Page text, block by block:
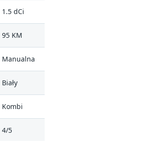
1.5 dCi
95 KM
Manualna
Biały
Kombi
4/5